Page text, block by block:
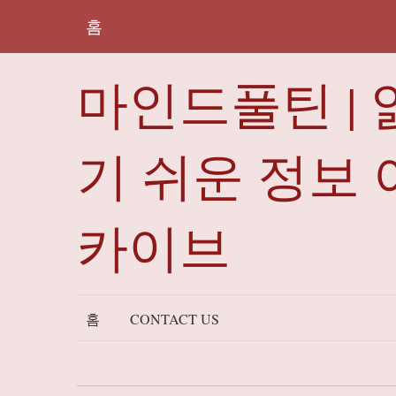
홈
마인드풀틴 |
기 쉬운 정보
카이브
홈 CONTACT US